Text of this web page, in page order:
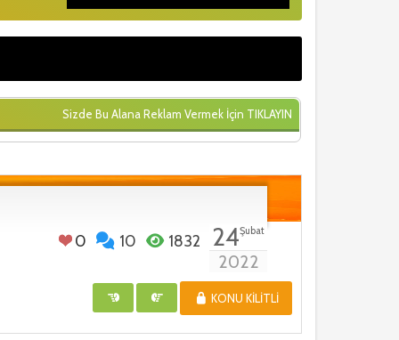
Sizde Bu Alana Reklam Vermek İçin TIKLAYIN
0 10 1832 24Şubat
2022
KONU KILITLI